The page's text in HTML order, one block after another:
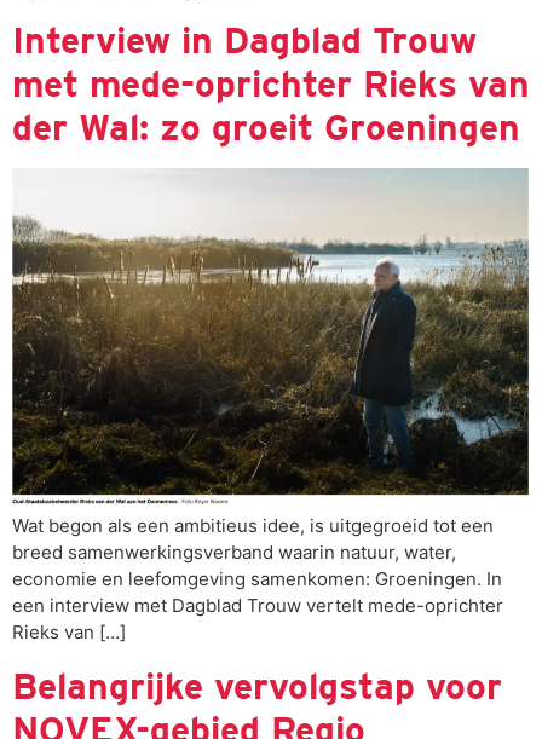
Interview in Dagblad Trouw
met mede-oprichter Rieks van
der Wal: zo groeit Groeningen
Wat begon als een ambitieus idee, is uitgegroeid tot een
breed samenwerkingsverband waarin natuur, water,
economie en leefomgeving samenkomen: Groeningen. In
een interview met Dagblad Trouw vertelt mede-oprichter
Rieks van […]
Belangrijke vervolgstap voor
NOVEX-gebied Regio